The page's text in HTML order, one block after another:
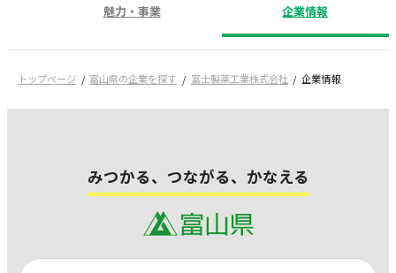
魅力・事業 企業情報
トップページ 富山県の企業を探す 富士製薬工業株式会社 企業情報
みつかる、つながる、かなえる